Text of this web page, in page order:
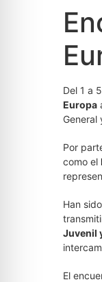
Del 1 a
Europa
General
Por
como el
Han
Juvenil
El